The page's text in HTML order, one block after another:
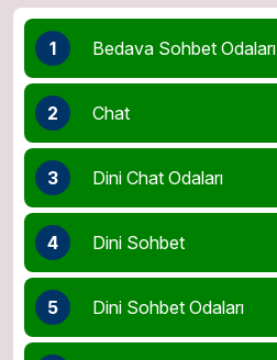
1 Bedava Sohbet Odaları
2 Chat
3 Dini Chat Odaları
4 Dini Sohbet
5 Dini Sohbet Odaları